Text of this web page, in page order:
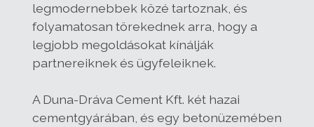
legmodernebbek közé tartoznak, és
folyamatosan törekednek arra, hogy a
legjobb megoldásokat kínálják
partnereiknek és ügyfeleiknek.
A Duna-Dráva Cement Kft. két hazai
cementgyárában, és egy betonüzemében